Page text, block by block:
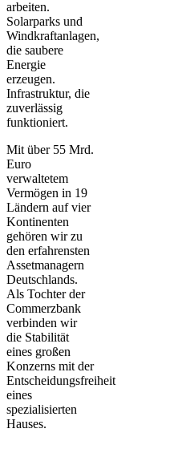
arbeiten.
Solarparks und
Windkraftanlagen,
die saubere
Energie
erzeugen.
Infrastruktur, die
zuverlässig
funktioniert.
Mit über 55 Mrd.
Euro
verwaltetem
Vermögen in 19
Ländern auf vier
Kontinenten
gehören wir zu
den erfahrensten
Assetmanagern
Deutschlands.
Als Tochter der
Commerzbank
verbinden wir
die Stabilität
eines großen
Konzerns mit der
Entscheidungsfreiheit
eines
spezialisierten
Hauses.